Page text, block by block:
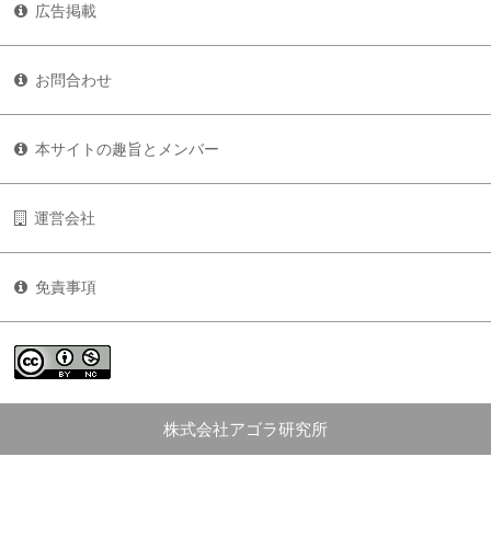
広告掲載
お問合わせ
本サイトの趣旨とメンバー
運営会社
免責事項
株式会社アゴラ研究所